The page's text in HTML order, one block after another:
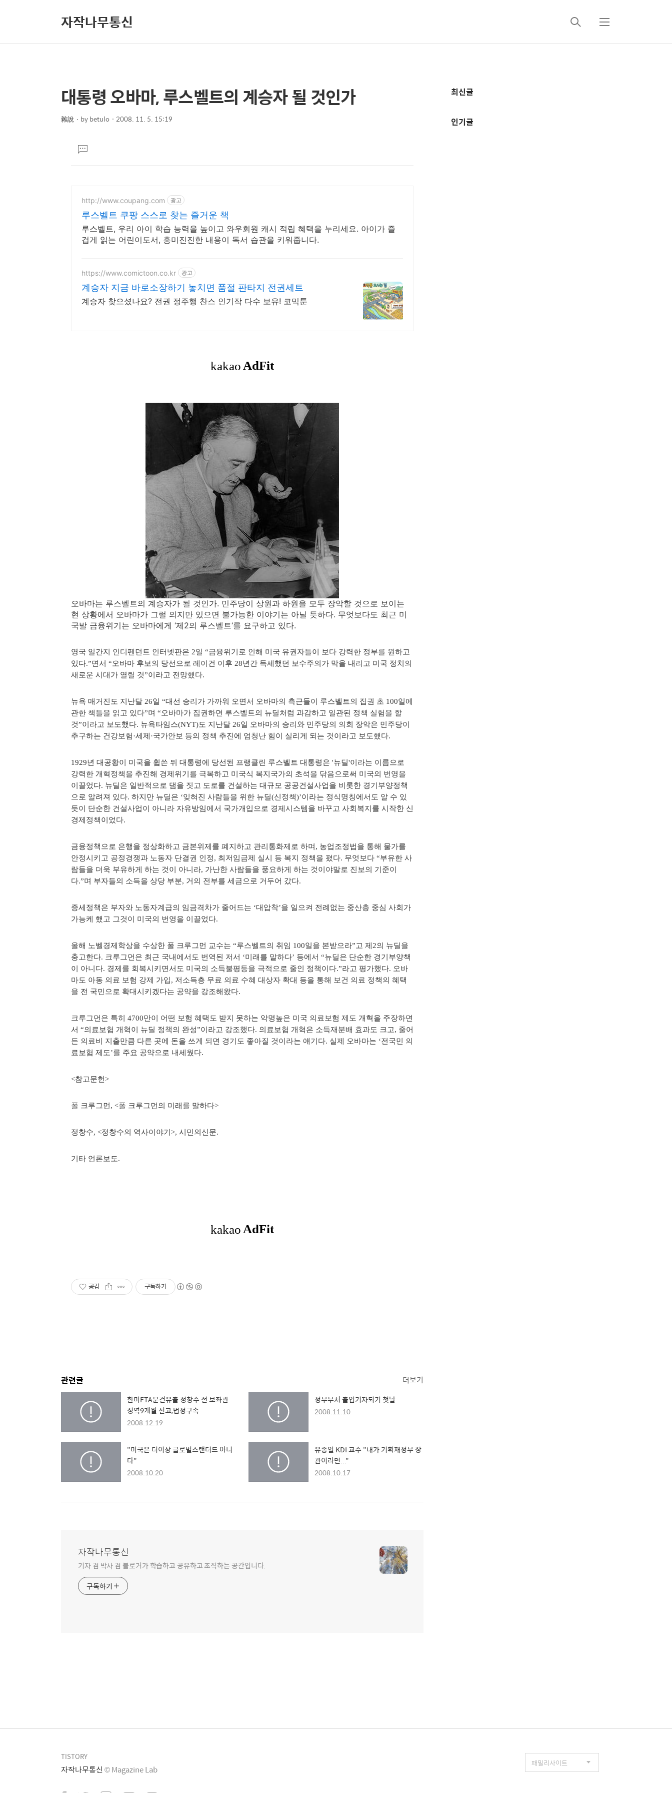
자작나무통신
검
메
상
컨
본
문
제
대통령 오바마, 루스벨트의 계승자 될 것인가
雜說 bybetulo 2008. 11. 5. 15:19
댓
글
http://www.coupang.com 광고
루스벨트 쿠팡 스스로 찾는 즐거운 책
루스벨트, 우리 아이 학습 능력을 높이고 와우회원 캐시 적립 혜택을 누리세요. 아이가 즐
겁게 읽는 어린이도서, 흥미진진한 내용이 독서 습관을 키워줍니다.
https://www.comictoon.co.kr 광고
계승자 지금 바로소장하기 놓치면 품절 판타지 전권세트
계승자 찾으셨나요? 전권 정주행 찬스 인기작 다수 보유! 코믹툰
오바마는 루스벨트의 계승자가 될 것인가. 민주당이 상원과 하원을 모두 장악할 것으로 보이는
현 상황에서 오바마가 그럴 의지만 있으면 불가능한 이야기는 아닐 듯하다. 무엇보다도 최근 미
국발 금융위기는 오바마에게 ‘제2의 루스벨트‘를 요구하고 있다.
영국 일간지 인디펜던트 인터넷판은 2일 “금융위기로 인해 미국 유권자들이 보다 강력한 정부를 원하고
있다.”면서 “오바마 후보의 당선으로 레이건 이후 28년간 득세했던 보수주의가 막을 내리고 미국 정치의
새로운 시대가 열릴 것”이라고 전망했다.
뉴욕 매거진도 지난달 26일 “대선 승리가 가까워 오면서 오바마의 측근들이 루스벨트의 집권 초 100일에
관한 책들을 읽고 있다”며 “오바마가 집권하면 루스벨트의 뉴딜처럼 과감하고 일관된 정책 실험을 할
것”이라고 보도했다. 뉴욕타임스(NYT)도 지난달 26일 오바마의 승리와 민주당의 의회 장악은 민주당이
추구하는 건강보험·세제·국가안보 등의 정책 추진에 엄청난 힘이 실리게 되는 것이라고 보도했다.
1929년 대공황이 미국을 휩쓴 뒤 대통령에 당선된 프랭클린 루스벨트 대통령은 '뉴딜'이라는 이름으로
강력한 개혁정책을 추진해 경제위기를 극복하고 미국식 복지국가의 초석을 닦음으로써 미국의 번영을
이끌었다. 뉴딜은 일반적으로 댐을 짓고 도로를 건설하는 대규모 공공건설사업을 비롯한 경기부양정책
으로 알려져 있다. 하지만 뉴딜은 ‘잊혀진 사람들을 위한 뉴딜(신정책)’이라는 정식명칭에서도 알 수 있
듯이 단순한 건설사업이 아니라 자유방임에서 국가개입으로 경제시스템을 바꾸고 사회복지를 시작한 신
경제정책이었다.
금융정책으로 은행을 정상화하고 금본위제를 폐지하고 관리통화제로 하며, 농업조정법을 통해 물가를
안정시키고 공정경쟁과 노동자 단결권 인정, 최저임금제 실시 등 복지 정책을 폈다. 무엇보다 “부유한 사
람들을 더욱 부유하게 하는 것이 아니라, 가난한 사람들을 풍요하게 하는 것이야말로 진보의 기준이
다.”며 부자들의 소득을 상당 부분, 거의 전부를 세금으로 거두어 갔다.
증세정책은 부자와 노동자계급의 임금격차가 줄어드는 ‘대압착’을 일으켜 전례없는 중산층 중심 사회가
가능케 했고 그것이 미국의 번영을 이끌었다.
올해 노벨경제학상을 수상한 폴 크루그먼 교수는 “루스벨트의 취임 100일을 본받으라”고 제2의 뉴딜을
충고한다. 크루그먼은 최근 국내에서도 번역된 저서 ‘미래를 말하다’ 등에서 “뉴딜은 단순한 경기부양책
이 아니다. 경제를 회복시키면서도 미국의 소득불평등을 극적으로 줄인 정책이다.”라고 평가했다. 오바
마도 아동 의료 보험 강제 가입, 저소득층 무료 의료 수혜 대상자 확대 등을 통해 보건 의료 정책의 혜택
을 전 국민으로 확대시키겠다는 공약을 강조해왔다.
크루그먼은 특히 4700만이 어떤 보험 혜택도 받지 못하는 악명높은 미국 의료보험 제도 개혁을 주장하면
서 “의료보험 개혁이 뉴딜 정책의 완성”이라고 강조했다. 의료보험 개혁은 소득재분배 효과도 크고, 줄어
든 의료비 지출만큼 다른 곳에 돈을 쓰게 되면 경기도 좋아질 것이라는 얘기다. 실제 오바마는 ‘전국민 의
료보험 제도’를 주요 공약으로 내세웠다.
<참고문헌>
폴 크루그먼, <폴 크루그먼의 미래를 말하다>
정창수, <정창수의 역사이야기>, 시민의신문.
기타 언론보도.
공감 구독하기
관련글 더보기
한미FTA문건유출 정창수 전 보좌관
징역9개월 선고,법정구속
2008.12.19
정부부처 출입기자되기 첫날
2008.11.10
"미국은 더이상 글로벌스탠더드 아니
다"
2008.10.20
유종일 KDI 교수 "내가 기획재정부 장
관이라면..."
2008.10.17
자작나무통신
기자 겸 박사 겸 블로거가 학습하고 공유하고 조직하는 공간입니다.
구독하기
추
정
최신글
인기글
TISTORY
자작나무통신 © Magazine Lab